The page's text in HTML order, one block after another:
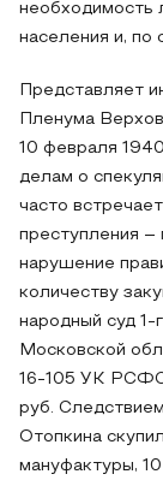
необходимость
населения и, по
Представляет
Пленума
10 февраля
делам о
часто
преступления –
нарушение
количеству
народный суд 1-
Московской
16-105 УК
руб.
Отопкина
мануфактуры,